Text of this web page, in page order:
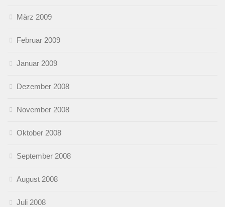
März 2009
Februar 2009
Januar 2009
Dezember 2008
November 2008
Oktober 2008
September 2008
August 2008
Juli 2008